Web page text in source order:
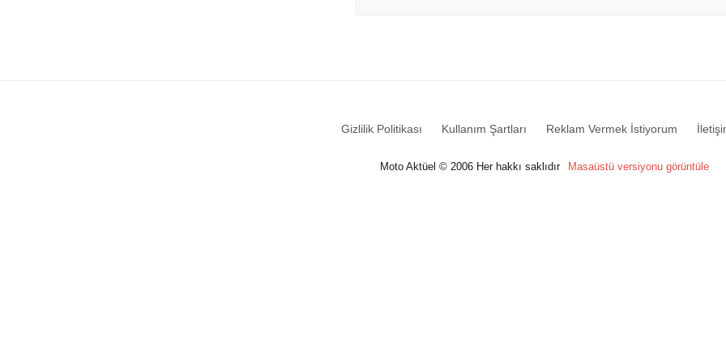
Gizlilik Politikası Kullanım Şartları Reklam Vermek İstiyorum
Moto Aktüel © 2006 Her hakkı saklıdır Masaüstü versiyonu görüntüle